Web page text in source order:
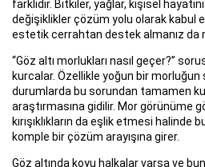
farklıdır. Bitkiler, yağlar, kişisel
değişiklikler çözüm yolu olarak kabul
estetik cerrahtan destek almanız da
“Göz altı morlukları nasıl geçer?”
kurcalar. Özellikle yoğun bir
durumlarda bu sorundan tamamen
araştırmasına gidilir. Mor görünüme
kırışıklıkların da eşlik etmesi halinde
komple bir çözüm arayışına girer.
Göz altında koyu halkalar varsa ve